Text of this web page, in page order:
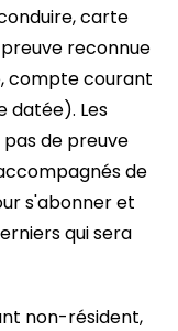
carte
reconnue
compte courant
datée). Les
de preuve
de
s'abonner et
qui sera
non-résident,